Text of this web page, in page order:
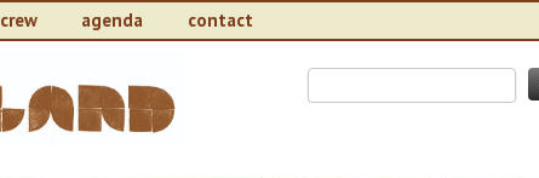
crew agenda contact